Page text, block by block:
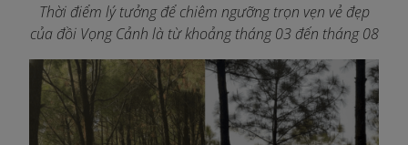
Thời điểm lý tưởng để chiêm ngưỡng trọn vẹn vẻ đẹp
của đồi Vọng Cảnh là từ khoảng tháng 03 đến tháng 08